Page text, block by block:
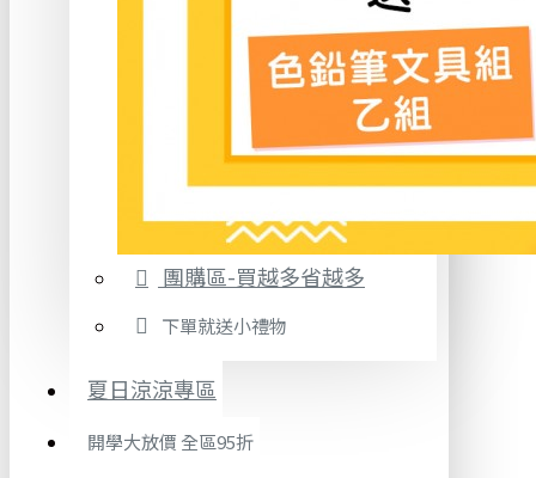
團購區-買越多省越多
下單就送小禮物
夏日涼涼專區
開學大放價 全區95折